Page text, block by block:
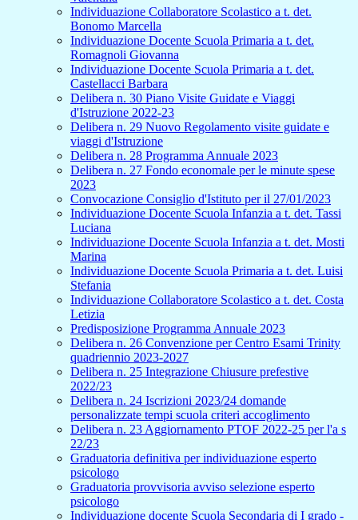
Individuazione Collaboratore Scolastico a t. det.
Bonomo Marcella
Individuazione Docente Scuola Primaria a t. det.
Romagnoli Giovanna
Individuazione Docente Scuola Primaria a t. det.
Castellacci Barbara
Delibera n. 30 Piano Visite Guidate e Viaggi
d'Istruzione 2022-23
Delibera n. 29 Nuovo Regolamento visite guidate e
viaggi d'Istruzione
Delibera n. 28 Programma Annuale 2023
Delibera n. 27 Fondo economale per le minute spese
2023
Convocazione Consiglio d'Istituto per il 27/01/2023
Individuazione Docente Scuola Infanzia a t. det. Tassi
Luciana
Individuazione Docente Scuola Infanzia a t. det. Mosti
Marina
Individuazione Docente Scuola Primaria a t. det. Luisi
Stefania
Individuazione Collaboratore Scolastico a t. det. Costa
Letizia
Predisposizione Programma Annuale 2023
Delibera n. 26 Convenzione per Centro Esami Trinity
quadriennio 2023-2027
Delibera n. 25 Integrazione Chiusure prefestive
2022/23
Delibera n. 24 Iscrizioni 2023/24 domande
personalizzate tempi scuola criteri accoglimento
Delibera n. 23 Aggiornamento PTOF 2022-25 per l'a s
22/23
Graduatoria definitiva per individuazione esperto
psicologo
Graduatoria provvisoria avviso selezione esperto
psicologo
Individuazione docente Scuola Secondaria di I grado -